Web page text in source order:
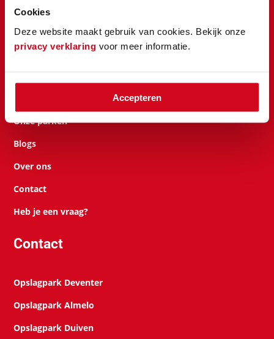
Cookies
Deze website maakt gebruik van cookies. Bekijk onze
privacy verklaring voor meer informatie.
Accepteren
Check prijzen en beschikbaarheid
Onze parken
Blogs
Over ons
Contact
Heb je een vraag?
Contact
Opslagpark Deventer
Opslagpark Almelo
Opslagpark Duiven